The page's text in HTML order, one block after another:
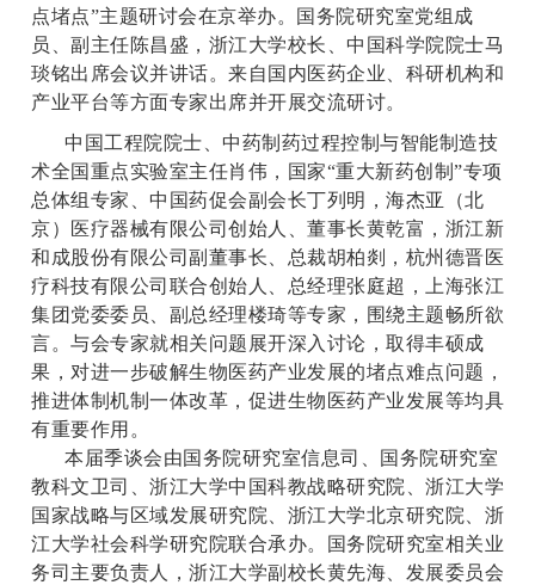
点堵点”主题研讨会在京举办。国务院研究室党组成
员、副主任陈昌盛，浙江大学校长、中国科学院院士马
琰铭出席会议并讲话。来自国内医药企业、科研机构和
产业平台等方面专家出席并开展交流研讨。
中国工程院院士、中药制药过程控制与智能制造技
术全国重点实验室主任肖伟，国家“重大新药创制”专项
总体组专家、中国药促会副会长丁列明，海杰亚（北
京）医疗器械有限公司创始人、董事长黄乾富，浙江新
和成股份有限公司副董事长、总裁胡柏剡，杭州德晋医
疗科技有限公司联合创始人、总经理张庭超，上海张江
集团党委委员、副总经理楼琦等专家，围绕主题畅所欲
言。与会专家就相关问题展开深入讨论，取得丰硕成
果，对进一步破解生物医药产业发展的堵点难点问题，
推进体制机制一体改革，促进生物医药产业发展等均具
有重要作用。
本届季谈会由国务院研究室信息司、国务院研究室
教科文卫司、浙江大学中国科教战略研究院、浙江大学
国家战略与区域发展研究院、浙江大学北京研究院、浙
江大学社会科学研究院联合承办。国务院研究室相关业
务司主要负责人，浙江大学副校长黄先海、发展委员会